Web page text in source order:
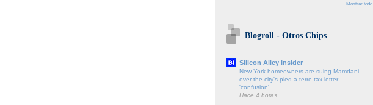
Mostrar todo
Blogroll - Otros Chips
Silicon Alley Insider
New York homeowners are suing Mamdani
over the city's pied-a-terre tax letter
'confusion'
Hace 4 horas